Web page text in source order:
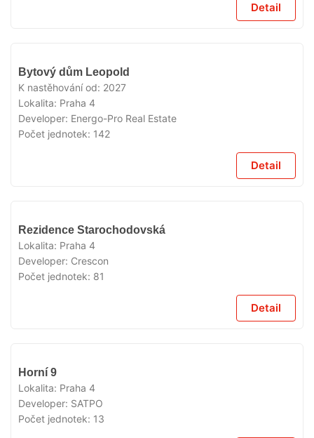
Detail
Bytový dům Leopold
K nastěhování od: 2027
Lokalita: Praha 4
Developer: Energo-Pro Real Estate
Počet jednotek: 142
Detail
Rezidence Starochodovská
Lokalita: Praha 4
Developer: Crescon
Počet jednotek: 81
Detail
Horní 9
Lokalita: Praha 4
Developer: SATPO
Počet jednotek: 13